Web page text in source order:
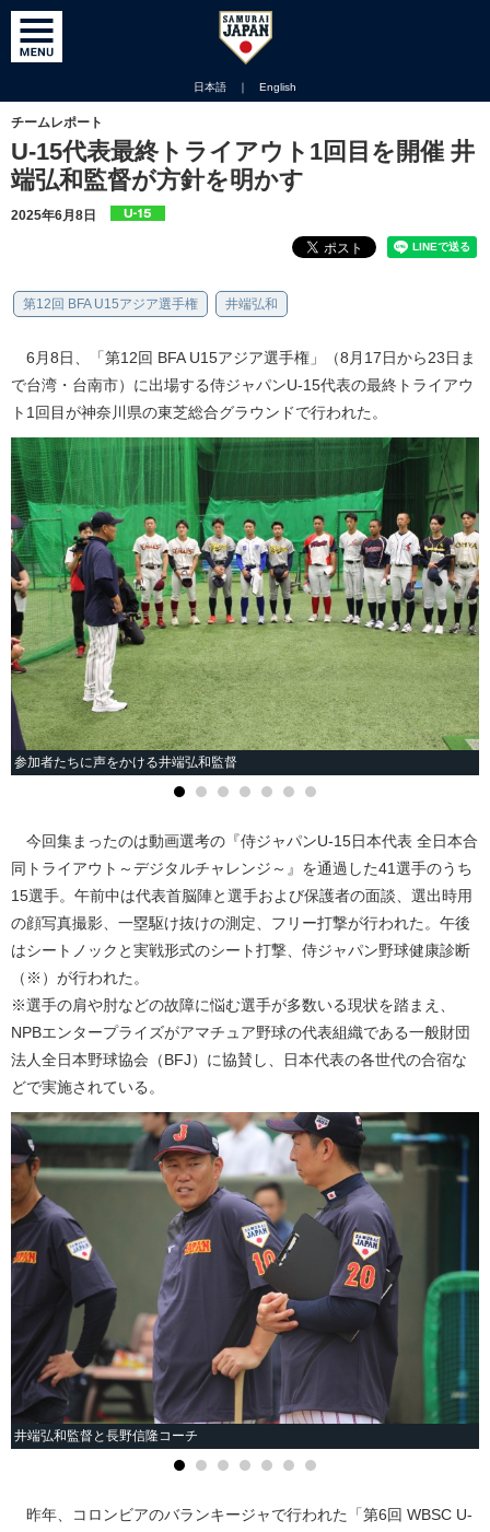
日本語 ｜ English
チームレポート
U-15代表最終トライアウト1回目を開催 井
端弘和監督が方針を明かす
2025年6月8日
第12回 BFA U15アジア選手権 井端弘和
6月8日、「第12回 BFA U15アジア選手権」（8月17日から23日ま
で台湾・台南市）に出場する侍ジャパンU-15代表の最終トライアウ
ト1回目が神奈川県の東芝総合グラウンドで行われた。
参加者たちに声をかける井端弘和監督
今回集まったのは動画選考の『侍ジャパンU-15日本代表 全日本合
同トライアウト～デジタルチャレンジ～』を通過した41選手のうち
15選手。午前中は代表首脳陣と選手および保護者の面談、選出時用
の顔写真撮影、一塁駆け抜けの測定、フリー打撃が行われた。午後
はシートノックと実戦形式のシート打撃、侍ジャパン野球健康診断
（※）が行われた。
※選手の肩や肘などの故障に悩む選手が多数いる現状を踏まえ、
NPBエンタープライズがアマチュア野球の代表組織である一般財団
法人全日本野球協会（BFJ）に協賛し、日本代表の各世代の合宿な
どで実施されている。
井端弘和監督と長野信隆コーチ
昨年、コロンビアのバランキージャで行われた「第6回 WBSC U-